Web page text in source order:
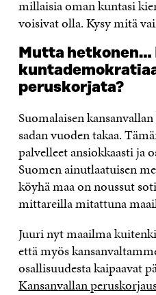
millaisia oman kuntasi
voisivat olla. Kysy mitä
Mutta hetkonen…
peruskorjata?
Suomalaisen
sadan vuoden takaa.
palvelleet ansiokkaasti ja
Suomen ainutlaatuisen
köyhä maa on noussut
mittareilla mitattuna
Juuri nyt maailma
että myös
osallisuudesta kaipaavat
Kansanvallan